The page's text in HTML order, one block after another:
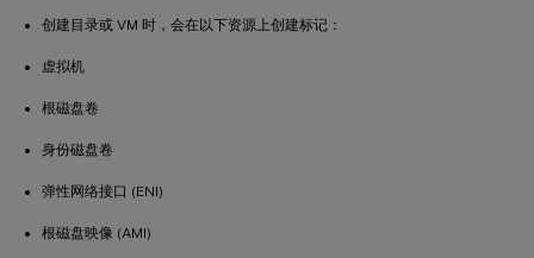
创建目录或 VM 时，会在以下资源上创建标记：
虚拟机
根磁盘卷
身份磁盘卷
弹性网络接口 (ENI)
根磁盘映像 (AMI)